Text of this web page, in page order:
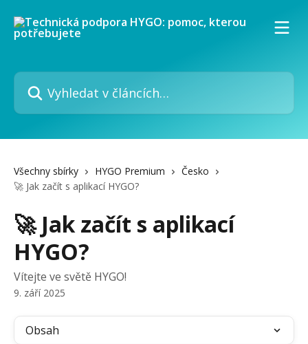
Vyhledat v článcích…
Všechny sbírky HYGO Premium
Česko
🚀 Jak začít s aplikací HYGO?
🚀 Jak začít s aplikací
HYGO?
Vítejte ve světě HYGO!
9. září 2025
Obsah